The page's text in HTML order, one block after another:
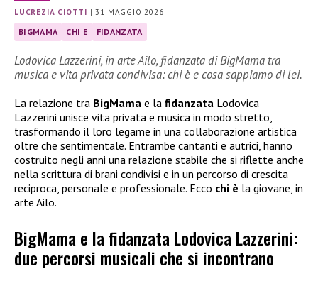
LUCREZIA CIOTTI |31 MAGGIO 2026
BIGMAMA CHI È FIDANZATA
Lodovica Lazzerini, in arte Ailo, fidanzata di BigMama tra
musica e vita privata condivisa: chi è e cosa sappiamo di lei.
La relazione tra BigMama e la fidanzata Lodovica
Lazzerini unisce vita privata e musica in modo stretto,
trasformando il loro legame in una collaborazione artistica
oltre che sentimentale. Entrambe cantanti e autrici, hanno
costruito negli anni una relazione stabile che si riflette anche
nella scrittura di brani condivisi e in un percorso di crescita
reciproca, personale e professionale. Ecco chi è la giovane, in
arte Ailo.
BigMama e la fidanzata Lodovica Lazzerini:
due percorsi musicali che si incontrano